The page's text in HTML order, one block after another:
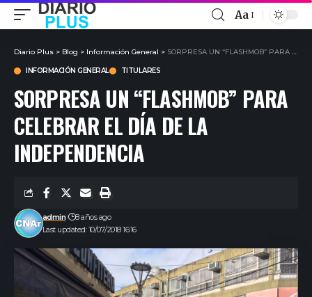
Aa
Diario Plus > Blog > Información General > SORPRESA UN “FLASHMOB” PARA CELEBRAR EL DÍA DE LA INDEPENDENCIA
INFORMACIÓN GENERAL TITULARES
SORPRESA UN “FLASHMOB” PARA
CELEBRAR EL DÍA DE LA
INDEPENDENCIA
Last updated: 10/07/2018 16:16
admin 8 años ago